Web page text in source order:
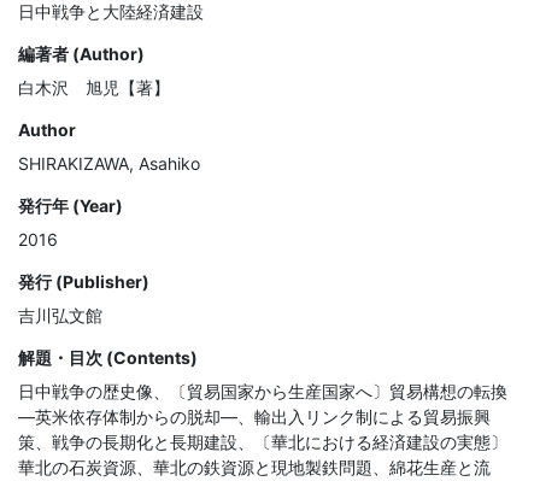
日中戦争と大陸経済建設
編著者 (Author)
白木沢 旭児【著】
Author
SHIRAKIZAWA, Asahiko
発行年 (Year)
2016
発行 (Publisher)
吉川弘文館
解題・目次 (Contents)
日中戦争の歴史像、〔貿易国家から生産国家へ〕貿易構想の転換
―英米依存体制からの脱却―、輸出入リンク制による貿易振興
策、戦争の長期化と長期建設、〔華北における経済建設の実態〕
華北の石炭資源、華北の鉄資源と現地製鉄問題、綿花生産と流